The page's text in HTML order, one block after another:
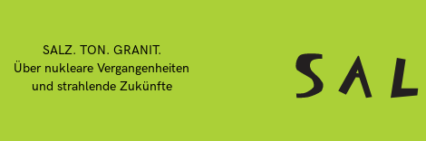
SALZ. TON. GRANIT.
Über nukleare Vergangenheiten
und strahlende Zukünfte